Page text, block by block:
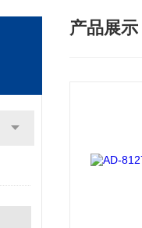
产品展示